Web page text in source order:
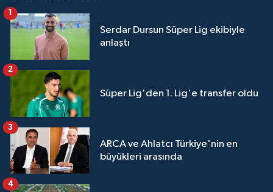
Serdar Dursun Süper Lig ekibiyle
anlaştı
1
Süper Lig'den 1. Lig'e transfer oldu
2
ARCA ve Ahlatcı Türkiye'nin en
büyükleri arasında
3
4